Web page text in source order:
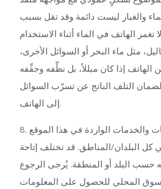
والغبار ليست دائمة وقد تقل بسبب
تغمر الهاتف في الماء أثناء الاستخدام
مثل ماء البحر أو السوائل الأخرى،
إذا كان مبللاً، بل نظِّفه وجفِّفه
التلف الناتج عن تسرّب السوائل
إلى الهاتف.
8. قد لا تكون المعلومات والخدمات الواردة في هذا الموقع
كل البلدان/المناطق. قد تختلف إتاحة
حسب البلد أو المنطقة. يُرجى الرجوع